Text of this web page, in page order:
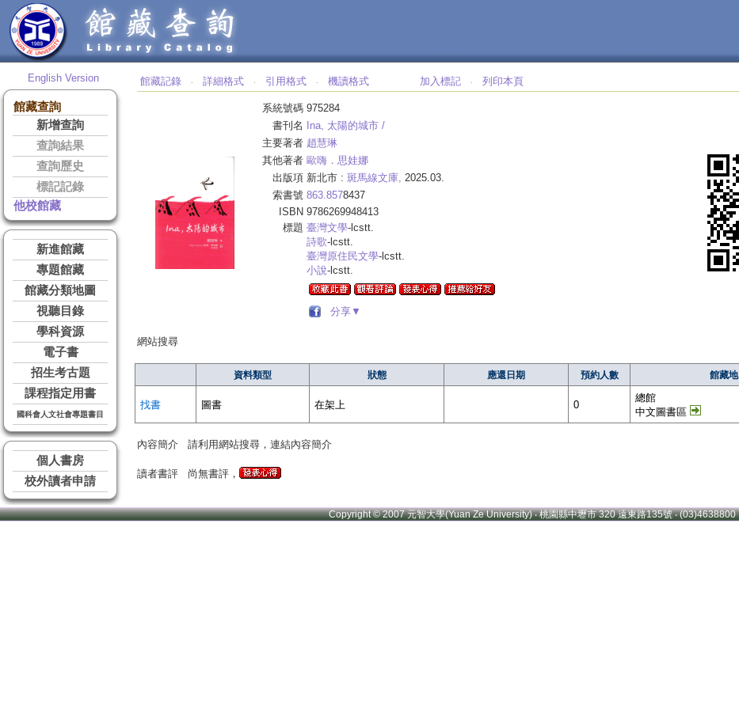
English Version
館藏查詢
新增查詢
查詢結果
查詢歷史
標記記錄
他校館藏
新進館藏
專題館藏
館藏分類地圖
視聽目錄
學科資源
電子書
招生考古題
課程指定用書
國科會人文社會專題書目
個人書房
校外讀者申請
館藏記錄 ‧ 詳細格式 ‧ 引用格式 ‧ 機讀格式 加入標記 ‧ 列印本頁
系統號碼 975284
書刊名
Ina, 太陽的城市 /
主要著者 趙慧琳
其他著者 歐嗨．思娃娜
出版項 新北市 : 斑馬線文庫, 2025.03.
索書號 863.8578437
ISBN 9786269948413
標題 臺灣文學-lcstt.
詩歌-lcstt.
臺灣原住民文學-lcstt.
小說-lcstt.
分享▼
網站搜尋
資料類型 狀態 應還日期 預約人數 館藏地
找書 圖書 在架上 0
總館
中文圖書區
內容簡介 請利用網站搜尋，連結內容簡介
讀者書評 尚無書評，
Copyright © 2007 元智大學(Yuan Ze University) ‧ 桃園縣中壢市 320 遠東路135號 ‧ (03)4638800